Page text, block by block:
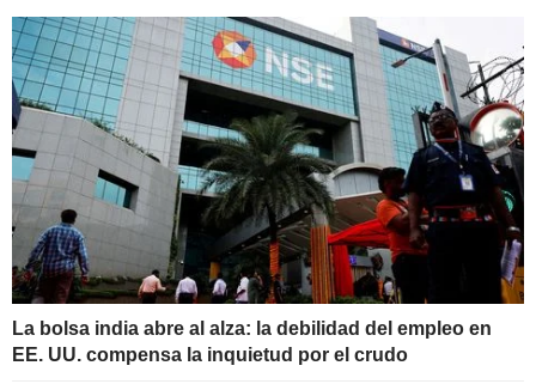
La bolsa india abre al alza: la debilidad del empleo en
EE. UU. compensa la inquietud por el crudo